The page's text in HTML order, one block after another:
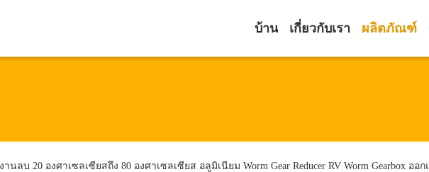
บ้าน เกี่ยวกับเรา ผลิตภัณฑ์
ลบ 20 องศาเซลเซียสถึง 80 องศาเซลเซียส อลูมิเนียม Worm Gear Reducer RV Worm Gearbox อ